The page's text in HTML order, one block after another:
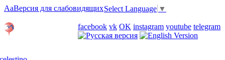
AaВерсия для слабовидящихSelect Language ▼
facebook vk OK instagram youtube telegram